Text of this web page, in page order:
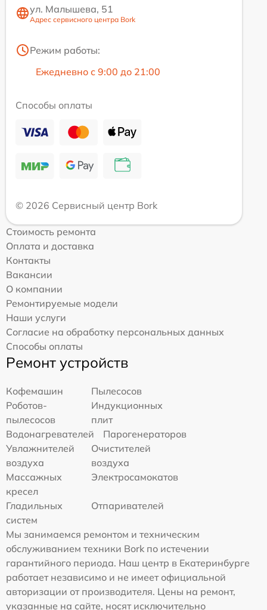
ул. Малышева, 51
Адрес сервисного центра Bork
Режим работы:
Ежедневно с 9:00 до 21:00
Способы оплаты
© 2026 Сервисный центр Bork
Стоимость ремонта
Оплата и доставка
Контакты
Вакансии
О компании
Ремонтируемые модели
Наши услуги
Согласие на обработку персональных данных
Способы оплаты
Ремонт устройств
Кофемашин
Пылесосов
Роботов-
пылесосов
Индукционных
плит
Водонагревателей
Парогенераторов
Увлажнителей
воздуха
Очистителей
воздуха
Массажных
кресел
Электросамокатов
Гладильных
систем
Отпаривателей
Мы занимаемся ремонтом и техническим
обслуживанием техники Bork по истечении
гарантийного периода. Наш центр в Екатеринбурге
работает независимо и не имеет официальной
авторизации от производителя. Цены на ремонт,
указанные на сайте, носят исключительно